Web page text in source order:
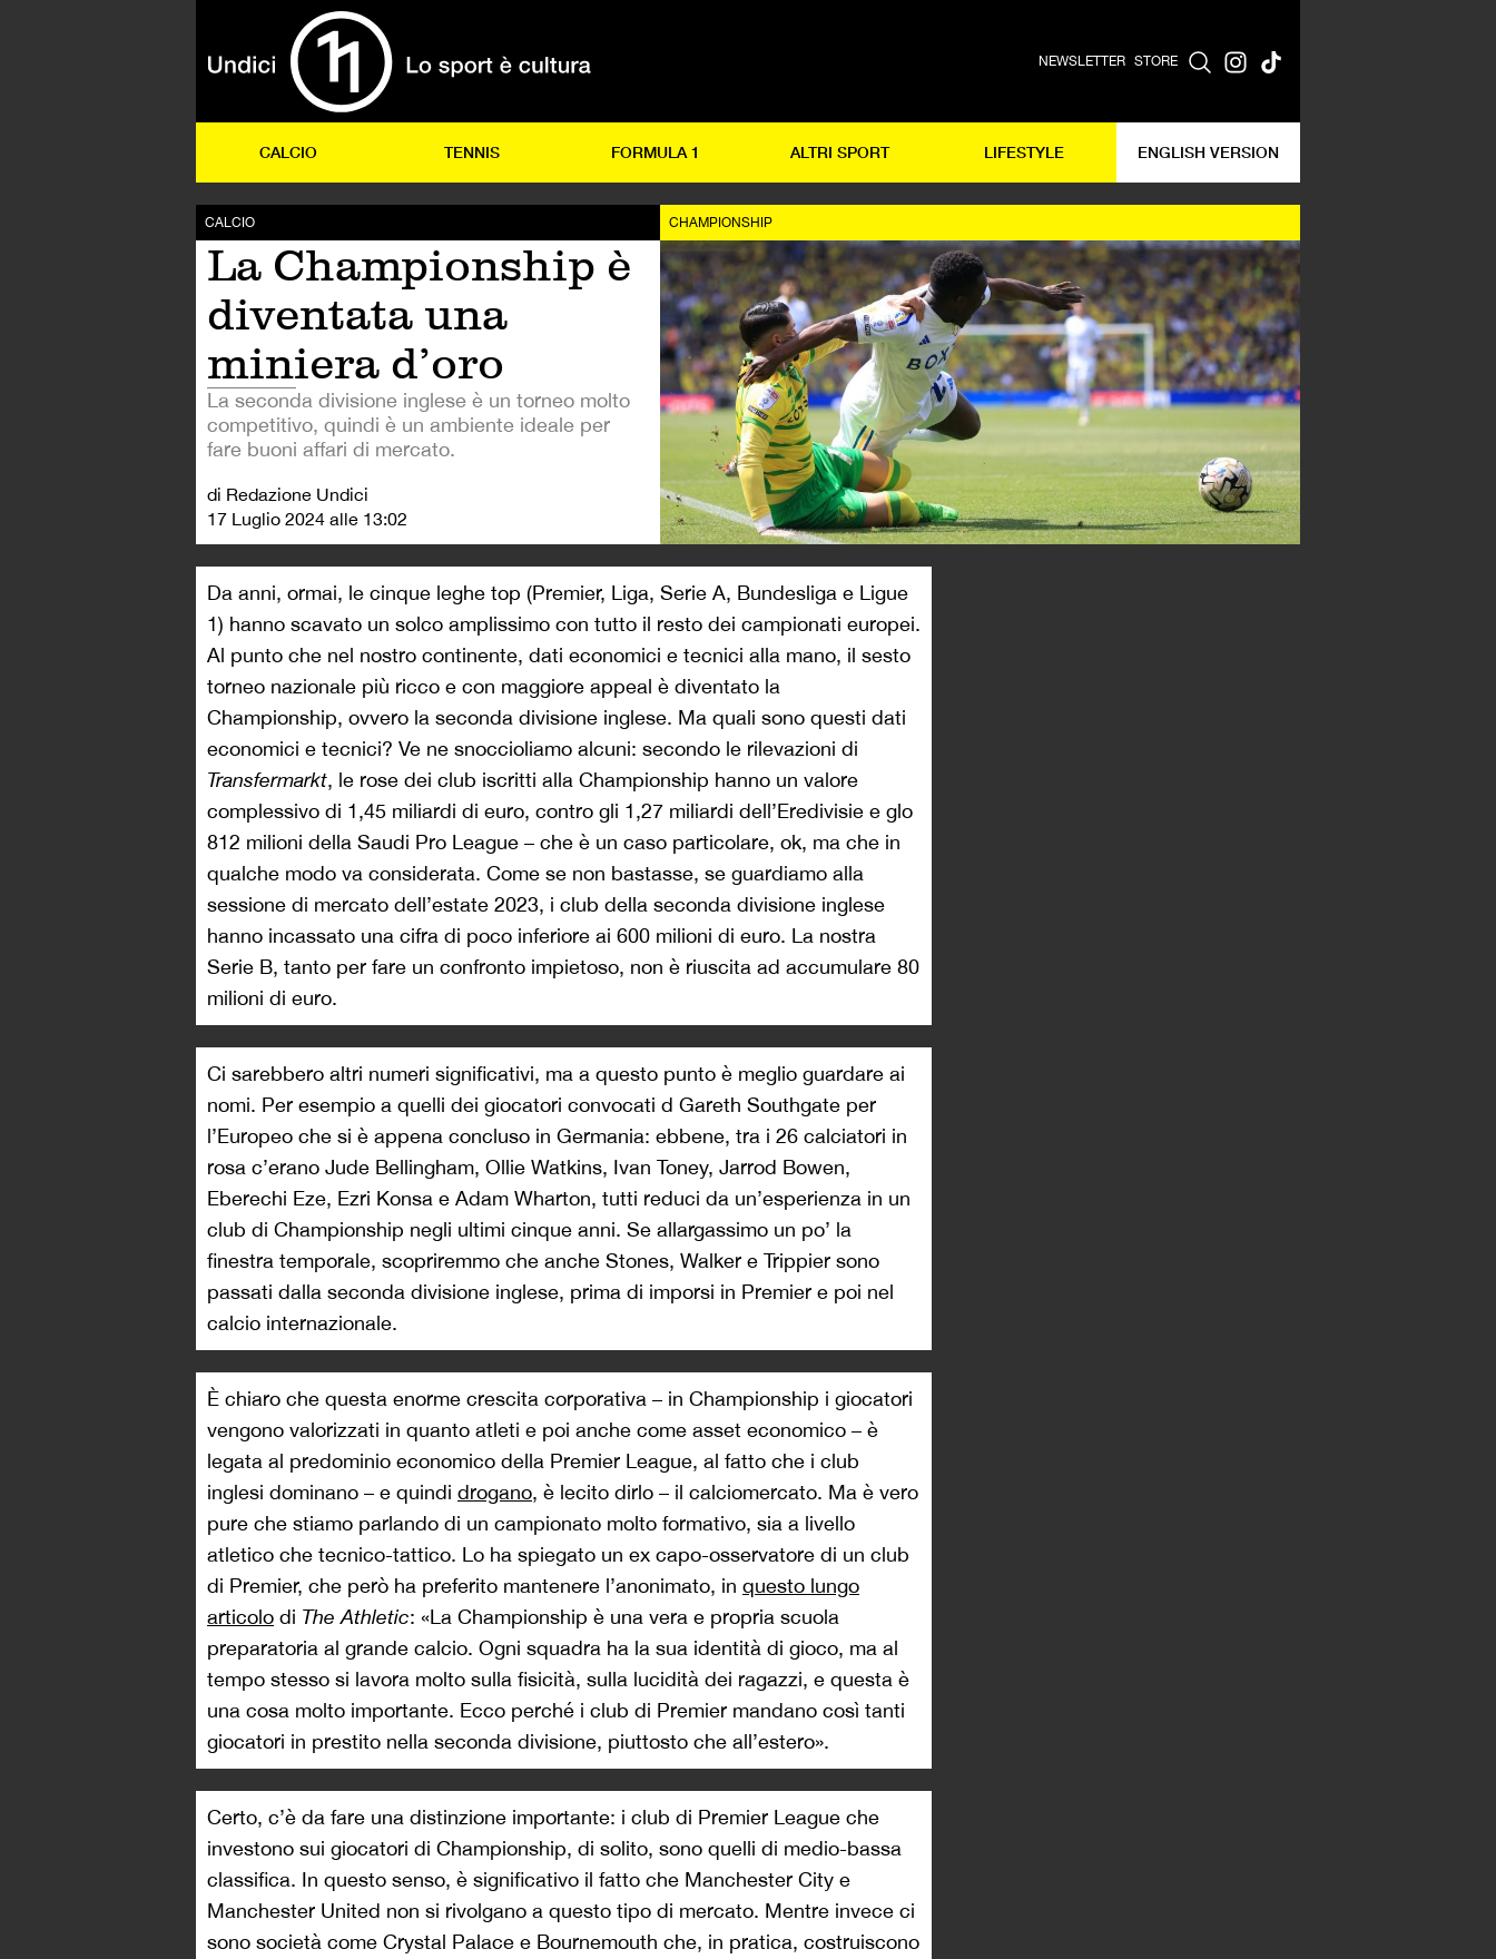
NEWSLETTER STORE
CALCIO TENNIS FORMULA 1 ALTRI SPORT LIFESTYLE ENGLISH VERSION
CALCIO
La Championship è
diventata una
miniera d’oro
La seconda divisione inglese è un torneo molto
competitivo, quindi è un ambiente ideale per
fare buoni affari di mercato.
di Redazione Undici
17 Luglio 2024 alle 13:02
CHAMPIONSHIP
Da anni, ormai, le cinque leghe top (Premier, Liga, Serie A, Bundesliga e Ligue
1) hanno scavato un solco amplissimo con tutto il resto dei campionati europei.
Al punto che nel nostro continente, dati economici e tecnici alla mano, il sesto
torneo nazionale più ricco e con maggiore appeal è diventato la
Championship, ovvero la seconda divisione inglese. Ma quali sono questi dati
economici e tecnici? Ve ne snoccioliamo alcuni: secondo le rilevazioni di
Transfermarkt, le rose dei club iscritti alla Championship hanno un valore
complessivo di 1,45 miliardi di euro, contro gli 1,27 miliardi dell’Eredivisie e glo
812 milioni della Saudi Pro League – che è un caso particolare, ok, ma che in
qualche modo va considerata. Come se non bastasse, se guardiamo alla
sessione di mercato dell’estate 2023, i club della seconda divisione inglese
hanno incassato una cifra di poco inferiore ai 600 milioni di euro. La nostra
Serie B, tanto per fare un confronto impietoso, non è riuscita ad accumulare 80
milioni di euro.
Ci sarebbero altri numeri significativi, ma a questo punto è meglio guardare ai
nomi. Per esempio a quelli dei giocatori convocati d Gareth Southgate per
l’Europeo che si è appena concluso in Germania: ebbene, tra i 26 calciatori in
rosa c’erano Jude Bellingham, Ollie Watkins, Ivan Toney, Jarrod Bowen,
Eberechi Eze, Ezri Konsa e Adam Wharton, tutti reduci da un’esperienza in un
club di Championship negli ultimi cinque anni. Se allargassimo un po’ la
finestra temporale, scopriremmo che anche Stones, Walker e Trippier sono
passati dalla seconda divisione inglese, prima di imporsi in Premier e poi nel
calcio internazionale.
È chiaro che questa enorme crescita corporativa – in Championship i giocatori
vengono valorizzati in quanto atleti e poi anche come asset economico – è
legata al predominio economico della Premier League, al fatto che i club
inglesi dominano – e quindi drogano, è lecito dirlo – il calciomercato. Ma è vero
pure che stiamo parlando di un campionato molto formativo, sia a livello
atletico che tecnico-tattico. Lo ha spiegato un ex capo-osservatore di un club
di Premier, che però ha preferito mantenere l’anonimato, in questo lungo
articolo di The Athletic: «La Championship è una vera e propria scuola
preparatoria al grande calcio. Ogni squadra ha la sua identità di gioco, ma al
tempo stesso si lavora molto sulla fisicità, sulla lucidità dei ragazzi, e questa è
una cosa molto importante. Ecco perché i club di Premier mandano così tanti
giocatori in prestito nella seconda divisione, piuttosto che all’estero».
Certo, c’è da fare una distinzione importante: i club di Premier League che
investono sui giocatori di Championship, di solito, sono quelli di medio-bassa
classifica. In questo senso, è significativo il fatto che Manchester City e
Manchester United non si rivolgano a questo tipo di mercato. Mentre invece ci
sono società come Crystal Palace e Bournemouth che, in pratica, costruiscono